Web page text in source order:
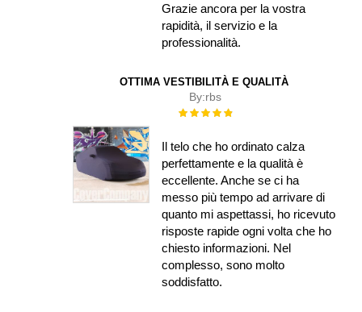
Grazie ancora per la vostra
rapidità, il servizio e la
professionalità.
OTTIMA VESTIBILITÀ E QUALITÀ
By:rbs
Rating:
Il telo che ho ordinato calza
perfettamente e la qualità è
eccellente. Anche se ci ha
messo più tempo ad arrivare di
quanto mi aspettassi, ho ricevuto
risposte rapide ogni volta che ho
chiesto informazioni. Nel
complesso, sono molto
soddisfatto.